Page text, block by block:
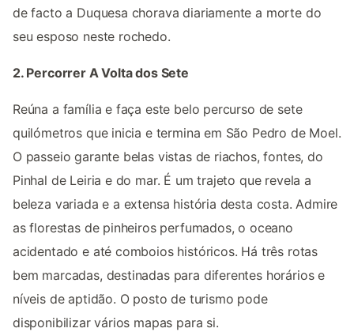
de facto a Duquesa chorava diariamente a morte do
seu esposo neste rochedo.
2. Percorrer A Volta dos Sete
Reúna a família e faça este belo percurso de sete
quilómetros que inicia e termina em São Pedro de Moel.
O passeio garante belas vistas de riachos, fontes, do
Pinhal de Leiria e do mar. É um trajeto que revela a
beleza variada e a extensa história desta costa. Admire
as florestas de pinheiros perfumados, o oceano
acidentado e até comboios históricos. Há três rotas
bem marcadas, destinadas para diferentes horários e
níveis de aptidão. O posto de turismo pode
disponibilizar vários mapas para si.